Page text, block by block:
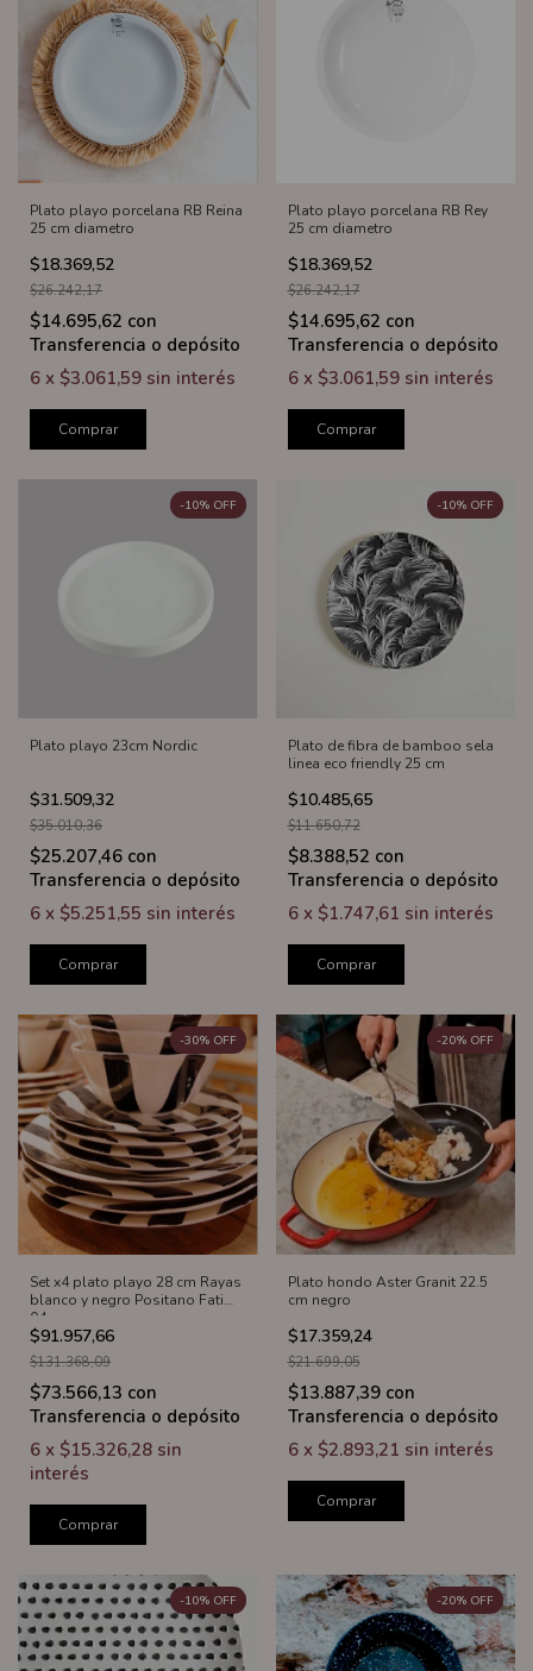
Plato playo porcelana RB Reina
25 cm diametro
$18.369,52
$26.242,17
$14.695,62 con
Transferencia o depósito
6 x $3.061,59 sin interés
Comprar
Plato playo porcelana RB Rey
25 cm diametro
$18.369,52
$26.242,17
$14.695,62 con
Transferencia o depósito
6 x $3.061,59 sin interés
Comprar
Plato playo 23cm Nordic
$31.509,32
-10% OFF
$35.010,36
$25.207,46 con
Transferencia o depósito
6 x $5.251,55 sin interés
Comprar
Plato de fibra de bamboo sela
linea eco friendly 25 cm
$10.485,65
-10% OFF
$11.650,72
$8.388,52 con
Transferencia o depósito
6 x $1.747,61 sin interés
Comprar
Set x4 plato playo 28 cm Rayas
blanco y negro Positano Fatima
04
$91.957,66
-30% OFF
$131.368,09
$73.566,13 con
Transferencia o depósito
6 x $15.326,28 sin
interés
Comprar
Plato hondo Aster Granit 22.5
cm negro
$17.359,24
-20% OFF
$21.699,05
$13.887,39 con
Transferencia o depósito
6 x $2.893,21 sin interés
Comprar
-10% OFF -20% OFF